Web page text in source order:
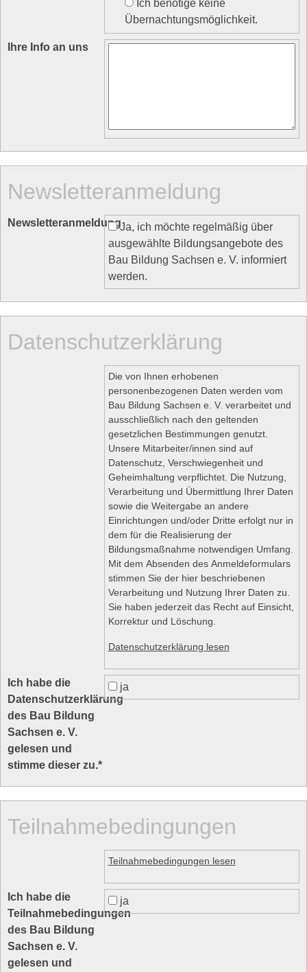
Ich benötige keine
Übernachtungsmöglichkeit.
Ihre Info an uns
Newsletteranmeldung
Newsletteranmeldung
Ja, ich möchte regelmäßig über
ausgewählte Bildungsangebote des
Bau Bildung Sachsen e. V. informiert
werden.
Datenschutzerklärung
Die von Ihnen erhobenen
personenbezogenen Daten werden vom
Bau Bildung Sachsen e. V. verarbeitet und
ausschließlich nach den geltenden
gesetzlichen Bestimmungen genutzt.
Unsere Mitarbeiter/innen sind auf
Datenschutz, Verschwiegenheit und
Geheimhaltung verpflichtet. Die Nutzung,
Verarbeitung und Übermittlung Ihrer Daten
sowie die Weitergabe an andere
Einrichtungen und/oder Dritte erfolgt nur in
dem für die Realisierung der
Bildungsmaßnahme notwendigen Umfang.
Mit dem Absenden des Anmeldeformulars
stimmen Sie der hier beschriebenen
Verarbeitung und Nutzung Ihrer Daten zu.
Sie haben jederzeit das Recht auf Einsicht,
Korrektur und Löschung.
Datenschutzerklärung lesen
Ich habe die
Datenschutzerklärung
des Bau Bildung
Sachsen e. V.
gelesen und
stimme dieser zu.*
ja
Teilnahmebedingungen
Teilnahmebedingungen lesen
Ich habe die
Teilnahmebedingungen
des Bau Bildung
Sachsen e. V.
gelesen und
ja